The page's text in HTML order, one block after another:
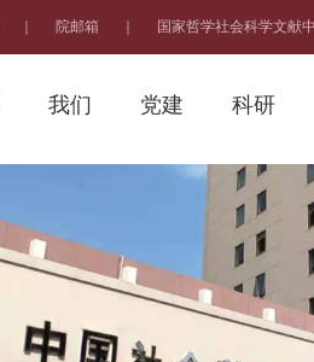
院邮箱 国家哲学社会科学文献
我们 党建 科研